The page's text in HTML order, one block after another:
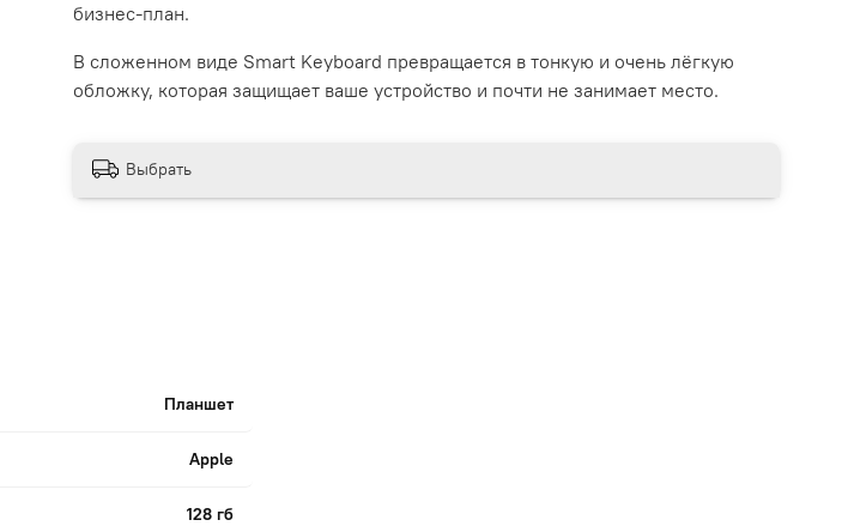
бизнес‑план.
В сложенном виде Smart Keyboard превращается в тонкую и очень лёгкую
обложку, которая защищает ваше устройство и почти не занимает место.
Выбрать
Планшет
Apple
128 гб